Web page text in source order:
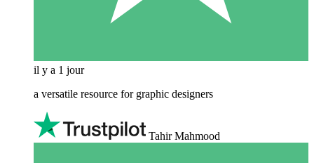
il y a 1 jour
a versatile resource for graphic designers
Tahir Mahmood